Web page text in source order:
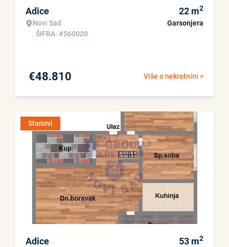
Adice
Novi Sad
ŠIFRA: #560020
22 m2
Garsonjera
Više o nekretnini >
€48.810
Stanovi
Adice 53 m2